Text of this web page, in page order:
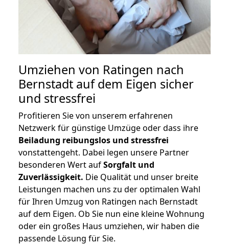
Umziehen von Ratingen nach
Bernstadt auf dem Eigen sicher
und stressfrei
Profitieren Sie von unserem erfahrenen
Netzwerk für günstige Umzüge oder dass ihre
Beiladung reibungslos und stressfrei
vonstattengeht. Dabei legen unsere Partner
besonderen Wert aufSorgfalt und
Zuverlässigkeit. Die Qualität und unser breite
Leistungen machen uns zu der optimalen Wahl
für Ihren Umzug von Ratingen nach Bernstadt
auf dem Eigen. Ob Sie nun eine kleine Wohnung
oder ein großes Haus umziehen, wir haben die
passende Lösung für Sie.